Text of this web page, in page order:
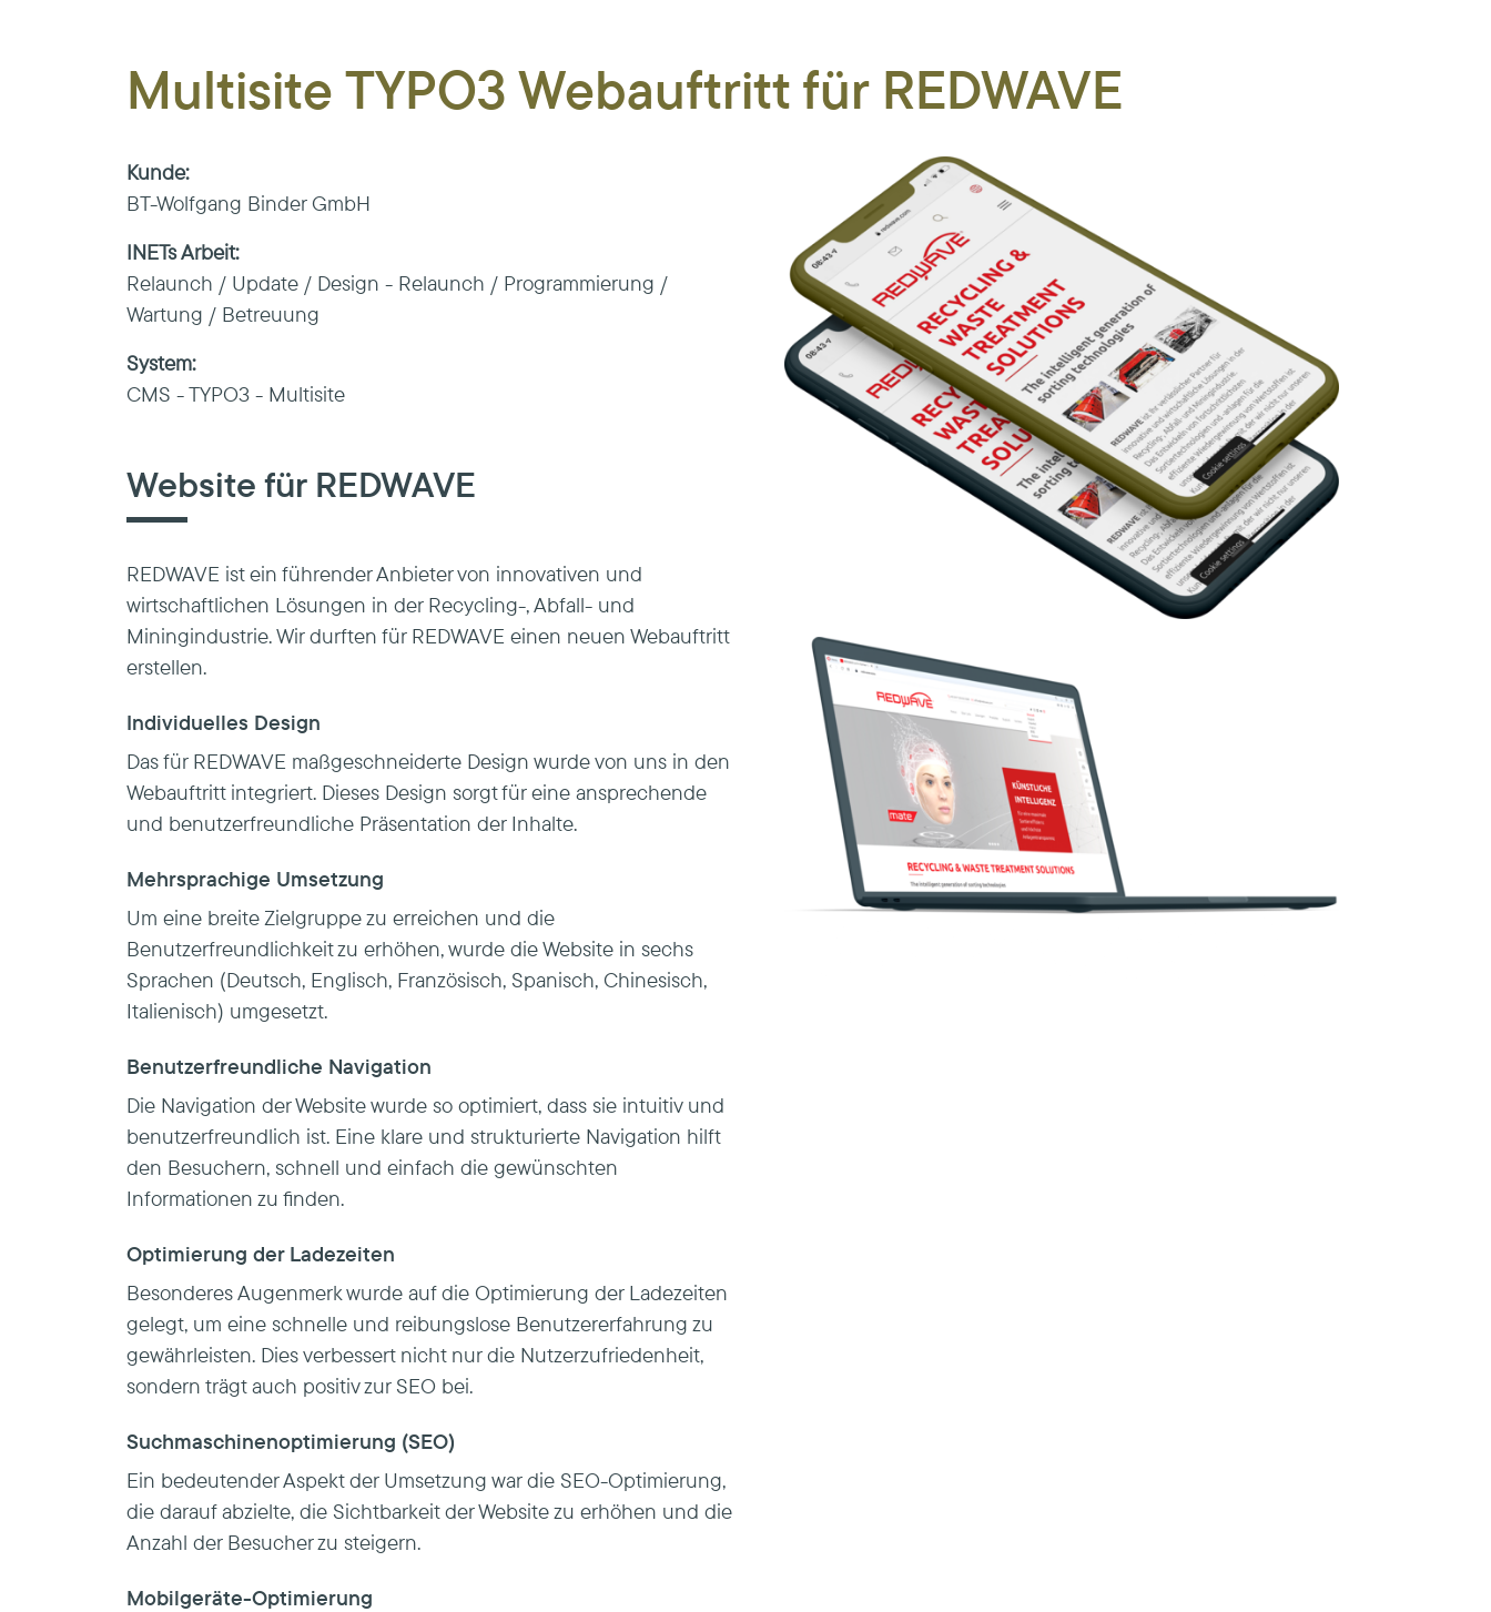
Multisite TYPO3 Webauftritt für REDWAVE
Kunde:
BT-Wolfgang Binder GmbH
INETs Arbeit:
Relaunch / Update / Design - Relaunch / Programmierung /
Wartung / Betreuung
System:
CMS - TYPO3 - Multisite
Website für REDWAVE
REDWAVE ist ein führender Anbieter von innovativen und
wirtschaftlichen Lösungen in der Recycling-, Abfall- und
Miningindustrie. Wir durften für REDWAVE einen neuen Webauftritt
erstellen.
Individuelles Design
Das für REDWAVE maßgeschneiderte Design wurde von uns in den
Webauftritt integriert. Dieses Design sorgt für eine ansprechende
und benutzerfreundliche Präsentation der Inhalte.
Mehrsprachige Umsetzung
Um eine breite Zielgruppe zu erreichen und die
Benutzerfreundlichkeit zu erhöhen, wurde die Website in sechs
Sprachen (Deutsch, Englisch, Französisch, Spanisch, Chinesisch,
Italienisch) umgesetzt.
Benutzerfreundliche Navigation
Die Navigation der Website wurde so optimiert, dass sie intuitiv und
benutzerfreundlich ist. Eine klare und strukturierte Navigation hilft
den Besuchern, schnell und einfach die gewünschten
Informationen zu finden.
Optimierung der Ladezeiten
Besonderes Augenmerk wurde auf die Optimierung der Ladezeiten
gelegt, um eine schnelle und reibungslose Benutzererfahrung zu
gewährleisten. Dies verbessert nicht nur die Nutzerzufriedenheit,
sondern trägt auch positiv zur SEO bei.
Suchmaschinenoptimierung (SEO)
Ein bedeutender Aspekt der Umsetzung war die SEO-Optimierung,
die darauf abzielte, die Sichtbarkeit der Website zu erhöhen und die
Anzahl der Besucher zu steigern.
Mobilgeräte-Optimierung